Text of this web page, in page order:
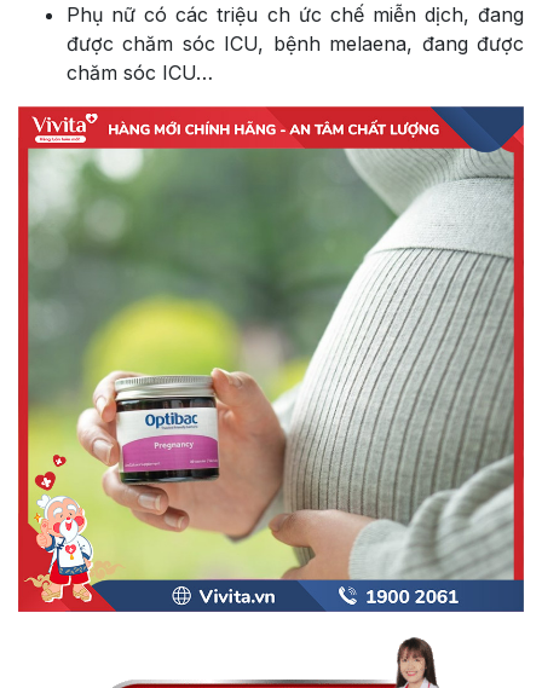
Phụ nữ có các triệu ch ức chế miễn dịch, đang
được chăm sóc ICU, bệnh melaena, đang được
chăm sóc ICU…